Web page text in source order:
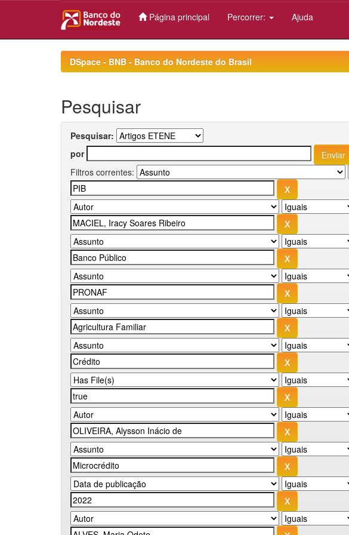
Página principal Percorrer: Ajuda
DSpace - BNB - Banco do Nordeste do Brasil
Pesquisar
Pesquisar:
por
Filtros correntes: